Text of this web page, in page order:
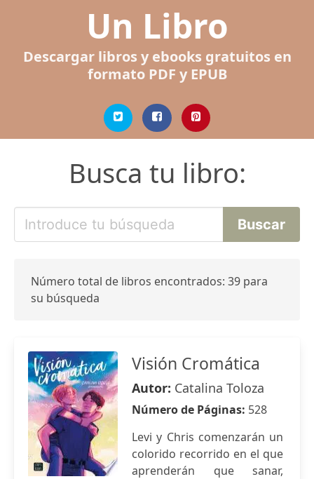
Un Libro
Descargar libros y ebooks gratuitos en
formato PDF y EPUB
Busca tu libro:
Número total de libros encontrados: 39 para
su búsqueda
Visión Cromática
Autor: Catalina Toloza
Número de Páginas: 528
Levi y Chris comenzarán un
colorido recorrido en el que
aprenderán que sanar,